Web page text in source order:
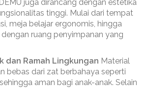
juga dirancang dengan estetika
tinggi. Mulai dari tempat
meja belajar ergonomis, hingga
ruang penyimpanan yang
dan Ramah Lingkungan Material
bebas dari zat berbahaya seperti
aman bagi anak-anak. Selain